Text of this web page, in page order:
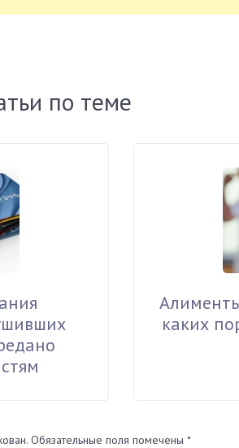
по теме
каких
Обязательные поля помечены *